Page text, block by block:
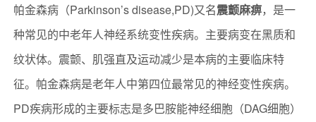
帕金森病（Parkinson’s disease,PD)又名震颤麻痹，是一
种常见的中老年人神经系统变性疾病。主要病变在黑质和
纹状体。震颤、肌强直及运动减少是本病的主要临床特
征。帕金森病是老年人中第四位最常见的神经变性疾病。
PD疾病形成的主要标志是多巴胺能神经细胞（DAG细胞）